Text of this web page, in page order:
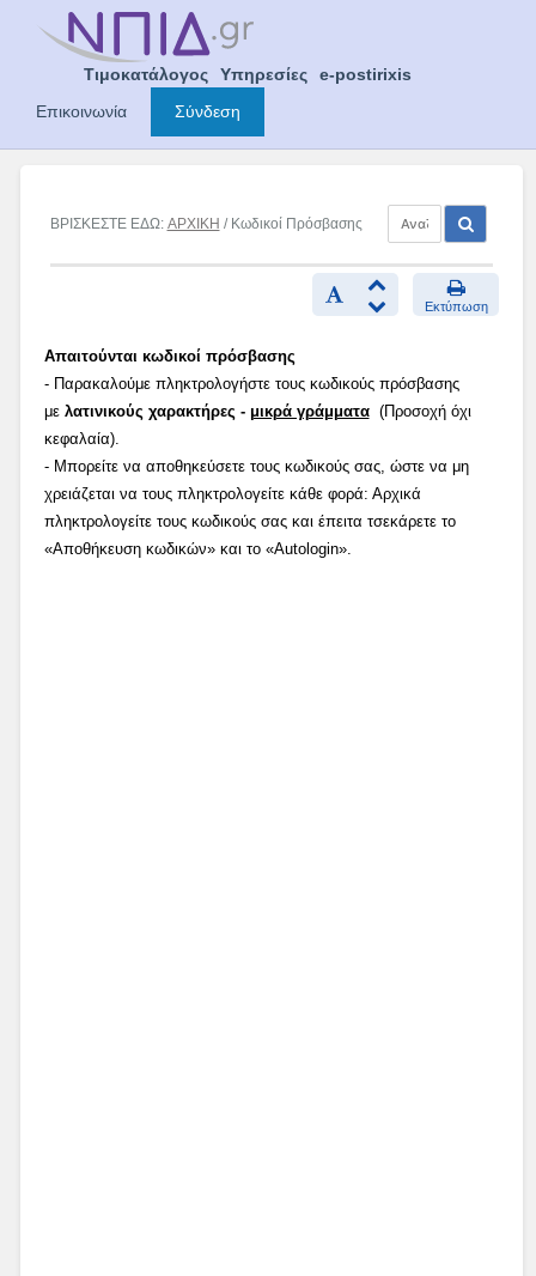
Τιμοκατάλογος Υπηρεσίες
e-postirixis
Επικοινωνία
Σύνδεση
ΒΡΙΣΚΕΣΤΕ ΕΔΩ: ΑΡΧΙΚΗ / Κωδικοί Πρόσβασης
Εκτύπωση
Απαιτούνται κωδικοί πρόσβασης
- Παρακαλούμε πληκτρολογήστε τους κωδικούς πρόσβασης
με λατινικούς χαρακτήρες - μικρά γράμματα(Προσοχή όχι
κεφαλαία).
- Μπορείτε να αποθηκεύσετε τους κωδικούς σας, ώστε να μη
χρειάζεται να τους πληκτρολογείτε κάθε φορά: Αρχικά
πληκτρολογείτε τους κωδικούς σας και έπειτα τσεκάρετε το
«Αποθήκευση κωδικών» και το «Autologin».